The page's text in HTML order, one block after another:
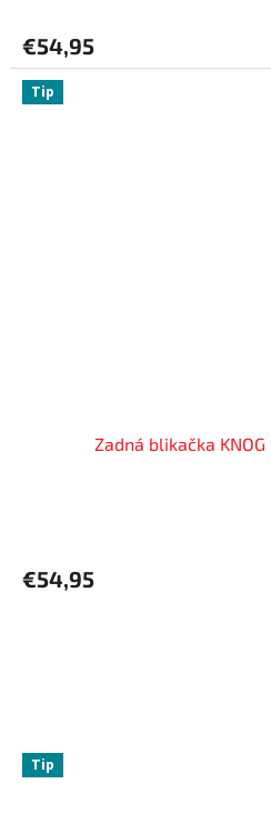
€54,95
Tip
Zadná blikačka
€54,95
Tip